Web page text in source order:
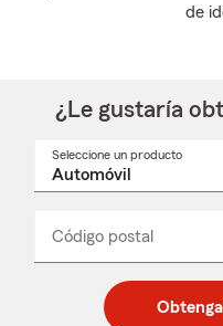
de
¿Le gustaría
Seleccione un producto
Código postal
de
de
_____